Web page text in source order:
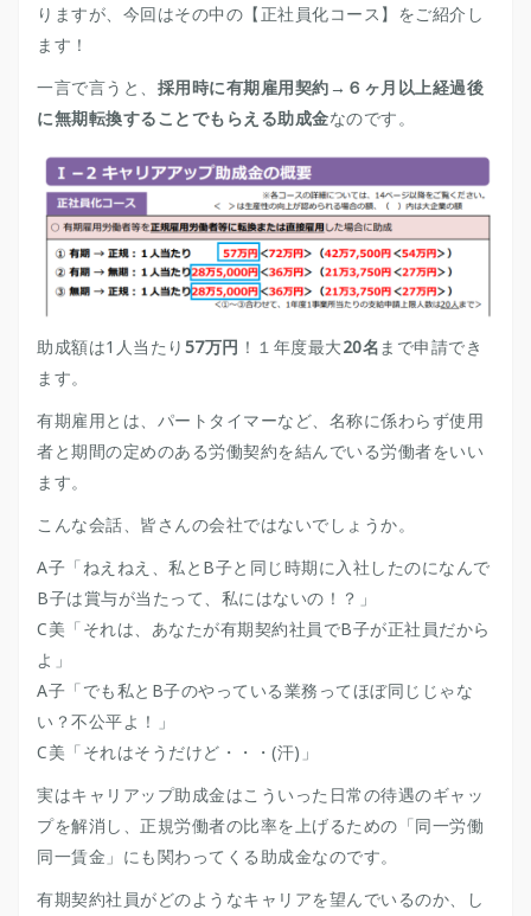
りますが、今回はその中の【正社員化コース】をご紹介し
ます！
一言で言うと、 採用時に有期雇用契約→６ヶ月以上経過後
に無期転換することでもらえる助成金なのです。
助成額は1人当たり 57万円 ！１年度最大20名まで申請でき
ます。
有期雇用とは、パートタイマーなど、名称に係わらず使用
者と期間の定めのある労働契約を結んでいる労働者をいい
ます。
こんな会話、皆さんの会社ではないでしょうか。
A子「ねえねえ、私とB子と同じ時期に入社したのになんで
B子は賞与が当たって、私にはないの！？」
C美「それは、あなたが有期契約社員でB子が正社員だから
よ」
A子「でも私とB子のやっている業務ってほぼ同じじゃな
い？不公平よ！」
C美「それはそうだけど・・・(汗)」
実はキャリアップ助成金はこういった日常の待遇のギャッ
プを解消し、正規労働者の比率を上げるための「同一労働
同一賃金」にも関わってくる助成金なのです。
有期契約社員がどのようなキャリアを望んでいるのか、し